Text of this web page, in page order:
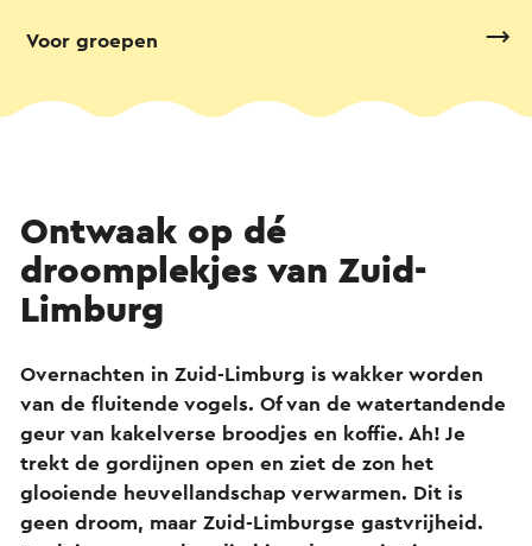
Voor groepen
Ontwaak op dé
droomplekjes van Zuid-
Limburg
Overnachten in Zuid-Limburg is wakker worden
van de fluitende vogels. Of van de watertandende
geur van kakelverse broodjes en koffie. Ah! Je
trekt de gordijnen open en ziet de zon het
glooiende heuvellandschap verwarmen. Dit is
geen droom, maar Zuid-Limburgse gastvrijheid.